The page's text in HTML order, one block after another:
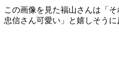
この画像を見た福山さんは「
忠信さん可愛い」と嬉しそうに